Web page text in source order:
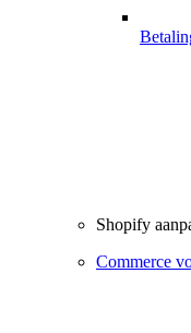
Shopify
Commerce